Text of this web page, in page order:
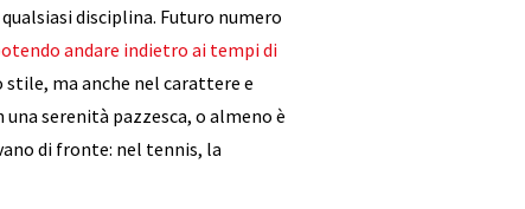
disciplina. Futuro numero
andare indietro ai tempi di
ma anche nel carattere e
serenità pazzesca, o almeno è
di fronte: nel tennis, la